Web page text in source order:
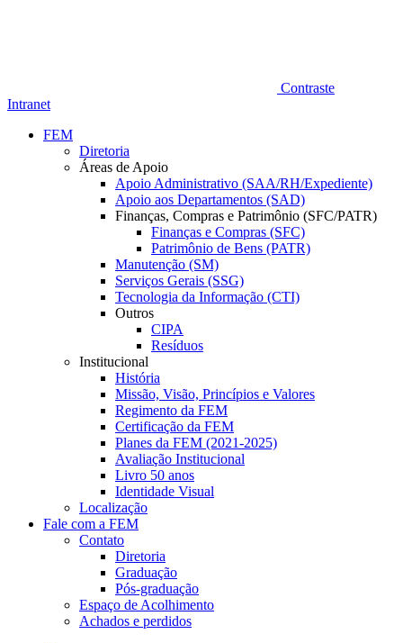
Contraste
Intranet
FEM
Diretoria
Áreas de Apoio
Apoio Administrativo (SAA/RH/Expediente)
Apoio aos Departamentos (SAD)
Finanças, Compras e Patrimônio (SFC/PATR)
Finanças e Compras (SFC)
Patrimônio de Bens (PATR)
Manutenção (SM)
Serviços Gerais (SSG)
Tecnologia da Informação (CTI)
Outros
CIPA
Resíduos
Institucional
História
Missão, Visão, Princípios e Valores
Regimento da FEM
Certificação da FEM
Planes da FEM (2021-2025)
Avaliação Institucional
Livro 50 anos
Identidade Visual
Localização
Fale com a FEM
Contato
Diretoria
Graduação
Pós-graduação
Espaço de Acolhimento
Achados e perdidos